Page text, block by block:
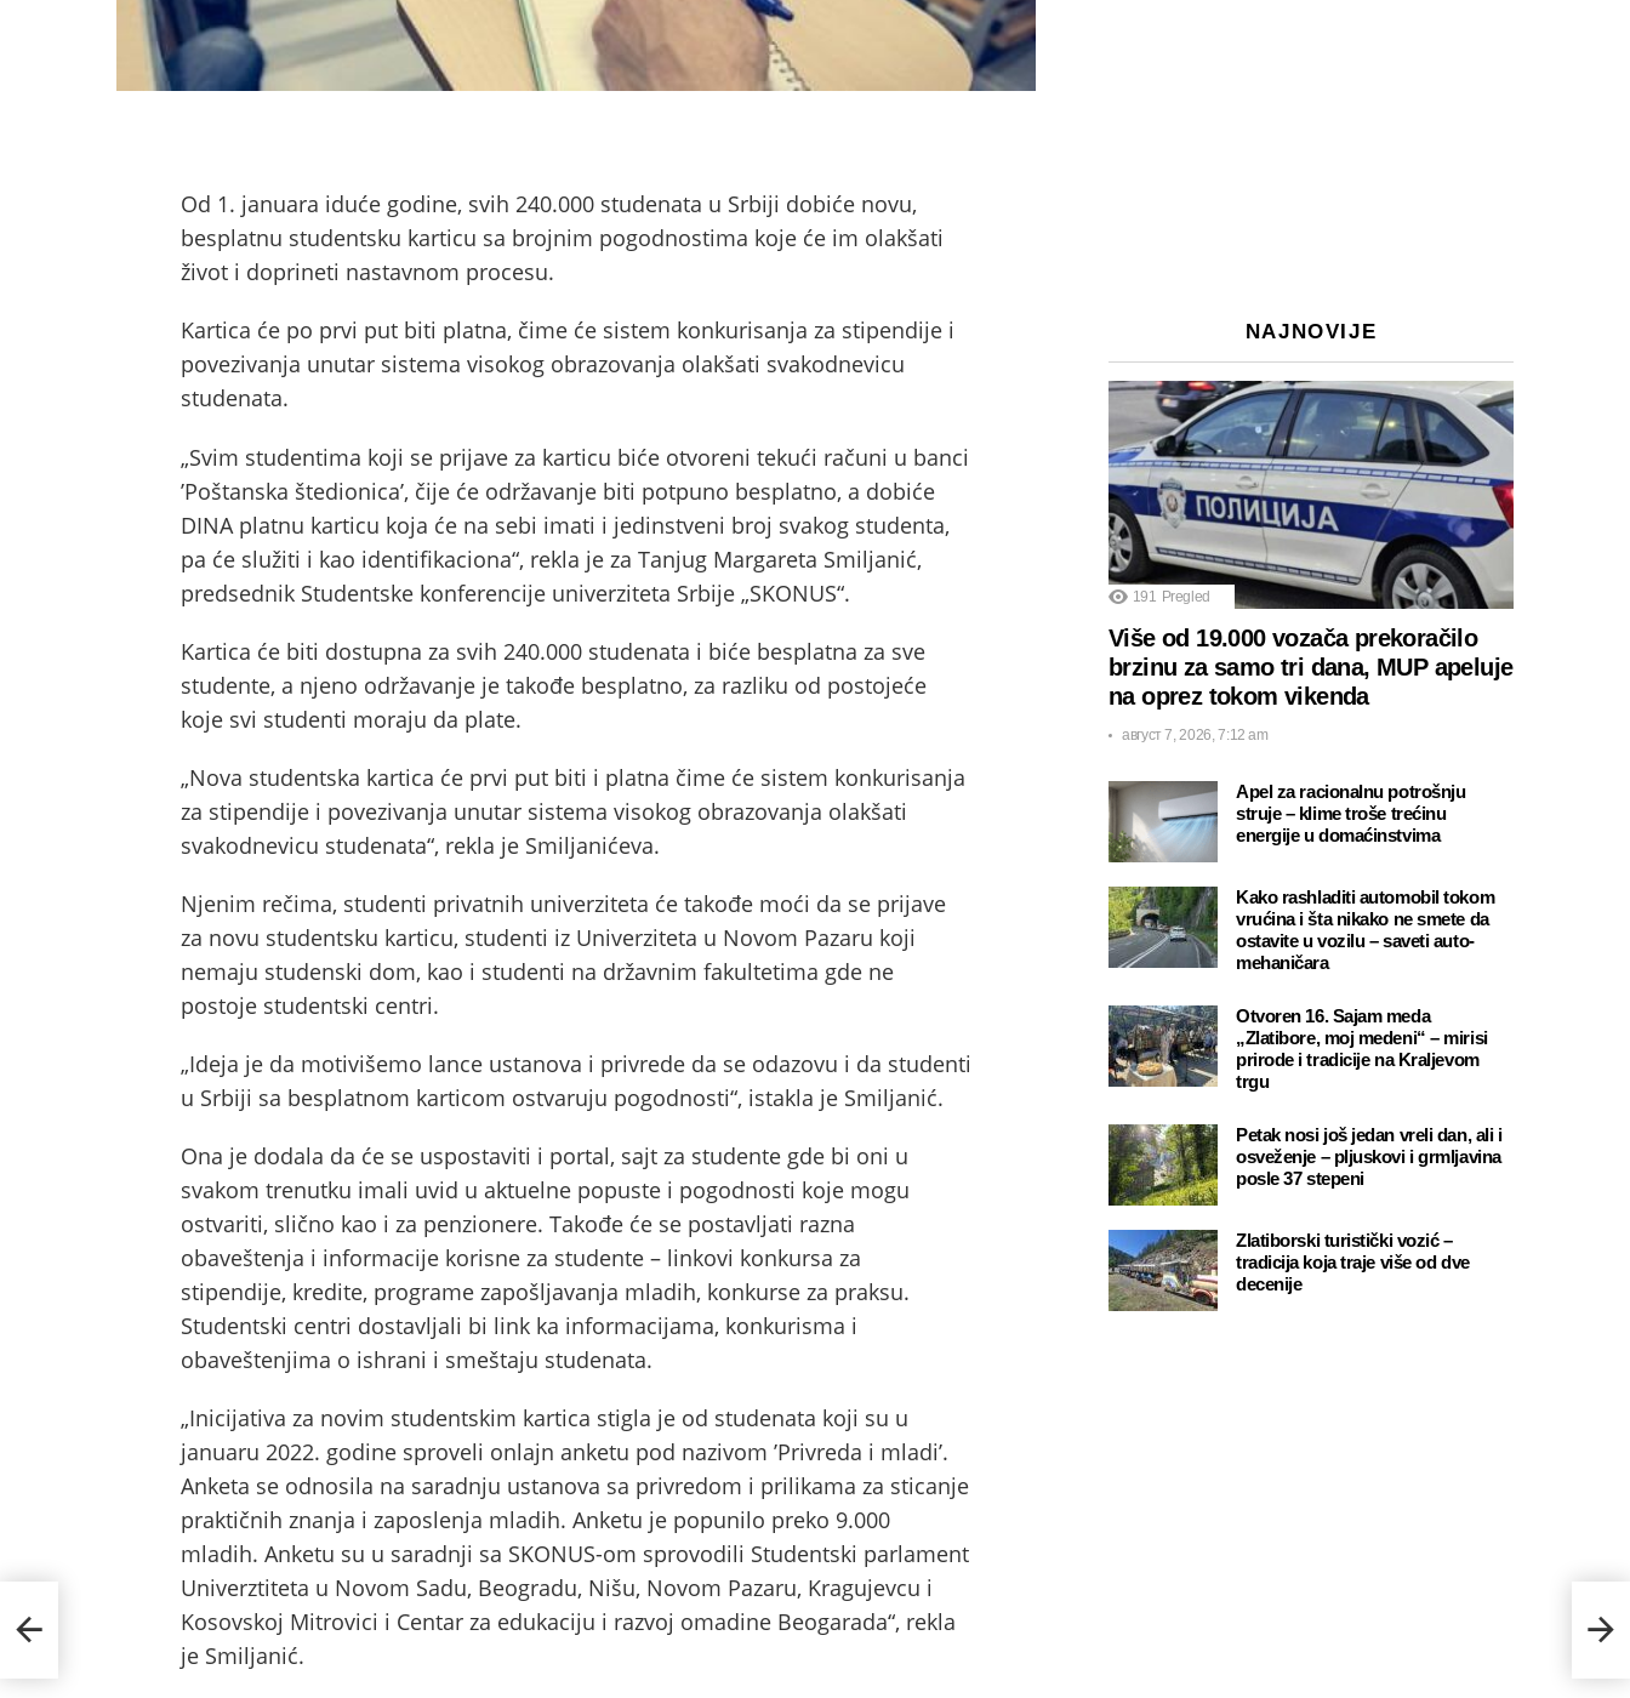
Od 1. januara iduće godine, svih 240.000 studenata u Srbiji dobiće novu,
besplatnu studentsku karticu sa brojnim pogodnostima koje će im olakšati
život i doprineti nastavnom procesu.
Kartica će po prvi put biti platna, čime će sistem konkurisanja za stipendije i
povezivanja unutar sistema visokog obrazovanja olakšati svakodnevicu
studenata.
„Svim studentima koji se prijave za karticu biće otvoreni tekući računi u banci
’Poštanska štedionica’, čije će održavanje biti potpuno besplatno, a dobiće
DINA platnu karticu koja će na sebi imati i jedinstveni broj svakog studenta,
pa će služiti i kao identifikaciona“, rekla je za Tanjug Margareta Smiljanić,
predsednik Studentske konferencije univerziteta Srbije „SKONUS“.
Kartica će biti dostupna za svih 240.000 studenata i biće besplatna za sve
studente, a njeno održavanje je takođe besplatno, za razliku od postojeće
koje svi studenti moraju da plate.
„Nova studentska kartica će prvi put biti i platna čime će sistem konkurisanja
za stipendije i povezivanja unutar sistema visokog obrazovanja olakšati
svakodnevicu studenata“, rekla je Smiljanićeva.
Njenim rečima, studenti privatnih univerziteta će takođe moći da se prijave
za novu studentsku karticu, studenti iz Univerziteta u Novom Pazaru koji
nemaju studenski dom, kao i studenti na državnim fakultetima gde ne
postoje studentski centri.
„Ideja je da motivišemo lance ustanova i privrede da se odazovu i da studenti
u Srbiji sa besplatnom karticom ostvaruju pogodnosti“, istakla je Smiljanić.
Ona je dodala da će se uspostaviti i portal, sajt za studente gde bi oni u
svakom trenutku imali uvid u aktuelne popuste i pogodnosti koje mogu
ostvariti, slično kao i za penzionere. Takođe će se postavljati razna
obaveštenja i informacije korisne za studente – linkovi konkursa za
stipendije, kredite, programe zapošljavanja mladih, konkurse za praksu.
Studentski centri dostavljali bi link ka informacijama, konkurisma i
obaveštenjima o ishrani i smeštaju studenata.
„Inicijativa za novim studentskim kartica stigla je od studenata koji su u
januaru 2022. godine sproveli onlajn anketu pod nazivom ’Privreda i mladi’.
Anketa se odnosila na saradnju ustanova sa privredom i prilikama za sticanje
praktičnih znanja i zaposlenja mladih. Anketu je popunilo preko 9.000
mladih. Anketu su u saradnji sa SKONUS-om sprovodili Studentski parlament
Univerztiteta u Novom Sadu, Beogradu, Nišu, Novom Pazaru, Kragujevcu i
Kosovskoj Mitrovici i Centar za edukaciju i razvoj omadine Beogarada“, rekla
je Smiljanić.
u
Još
NAJNOVIJE
191 Pregled
Više od 19.000 vozača prekoračilo
brzinu za samo tri dana, MUP apeluje
na oprez tokom vikenda
август 7, 2026, 7:12 am
Apel za racionalnu potrošnju
struje – klime troše trećinu
energije u domaćinstvima
Kako rashladiti automobil tokom
vrućina i šta nikako ne smete da
ostavite u vozilu – saveti auto-
mehaničara
Otvoren 16. Sajam meda
„Zlatibore, moj medeni“ – mirisi
prirode i tradicije na Kraljevom
trgu
Petak nosi još jedan vreli dan, ali i
osveženje – pljuskovi i grmljavina
posle 37 stepeni
Zlatiborski turistički vozić –
tradicija koja traje više od dve
decenije